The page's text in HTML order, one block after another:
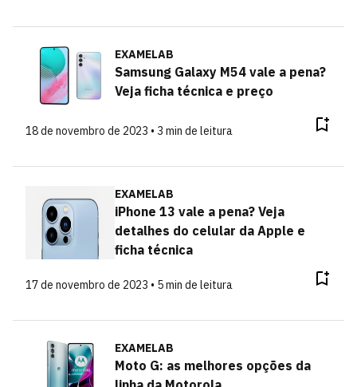
EXAMELAB
Samsung Galaxy M54 vale a pena?
Veja ficha técnica e preço
18 de novembro de 2023 • 3 min de leitura
EXAMELAB
iPhone 13 vale a pena? Veja
detalhes do celular da Apple e
ficha técnica
17 de novembro de 2023 • 5 min de leitura
EXAMELAB
Moto G: as melhores opções da